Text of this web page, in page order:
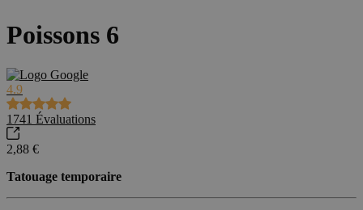
Poissons 6
4.9
1741 Évaluations
2,88 €
Tatouage temporaire